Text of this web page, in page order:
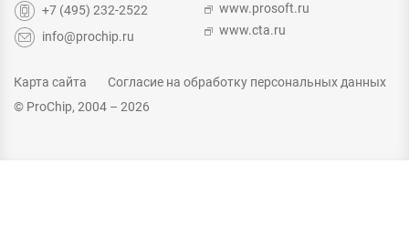
+7 (495) 232-2522
info@prochip.ru
www.prosoft.ru
www.cta.ru
Карта сайта
Согласие на обработку персональных данных
© ProChip, 2004 – 2026